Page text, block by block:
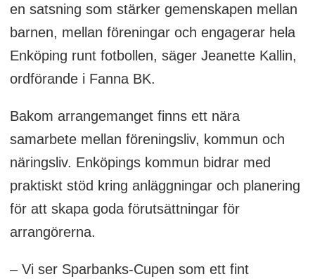
en satsning som stärker gemenskapen mellan
barnen, mellan föreningar och engagerar hela
Enköping runt fotbollen, säger Jeanette Kallin,
ordförande i Fanna BK.
Bakom arrangemanget finns ett nära
samarbete mellan föreningsliv, kommun och
näringsliv. Enköpings kommun bidrar med
praktiskt stöd kring anläggningar och planering
för att skapa goda förutsättningar för
arrangörerna.
– Vi ser Sparbanks-Cupen som ett fint